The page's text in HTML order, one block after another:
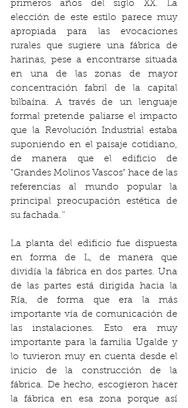
primeros años del siglo XX. La
elección de este estilo parece muy
apropiada para las evocaciones
rurales que sugiere una fábrica de
harinas, pese a encontrarse situada
en una de las zonas de mayor
concentración fabril de la capital
bilbaína. A través de un lenguaje
formal pretende paliarse el impacto
que la Revolución Industrial estaba
suponiendo en el paisaje cotidiano,
de manera que el edificio de
"Grandes Molinos Vascos" hace de las
referencias al mundo popular la
principal preocupación estética de
su fachada. ̈
La planta del edificio fue dispuesta
en forma de L, de manera que
dividía la fábrica en dos partes. Una
de las partes está dirigida hacia la
Ría, de forma que era la más
importante vía de comunicación de
las instalaciones. Esto era muy
importante para la familia Ugalde y
lo tuvieron muy en cuenta desde el
inicio de la construcción de la
fábrica. De hecho, escogieron hacer
la fábrica en esa zona porque así